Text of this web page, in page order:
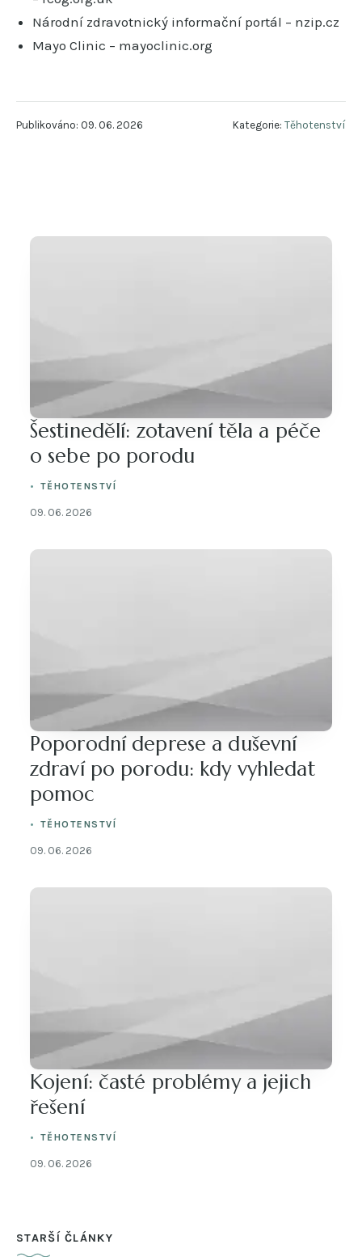
Národní zdravotnický informační portál – nzip.cz
Mayo Clinic – mayoclinic.org
Publikováno: 09. 06. 2026 Kategorie: Těhotenství
Šestinedělí: zotavení těla a péče
o sebe po porodu
TĚHOTENSTVÍ
09. 06. 2026
Poporodní deprese a duševní
zdraví po porodu: kdy vyhledat
pomoc
TĚHOTENSTVÍ
09. 06. 2026
Kojení: časté problémy a jejich
řešení
TĚHOTENSTVÍ
09. 06. 2026
STARŠÍ ČLÁNKY